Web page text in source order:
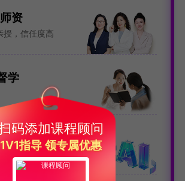
资
授，信任度高
学
&AI大纲学
码添加课程顾问
1V1指导 领专属优惠